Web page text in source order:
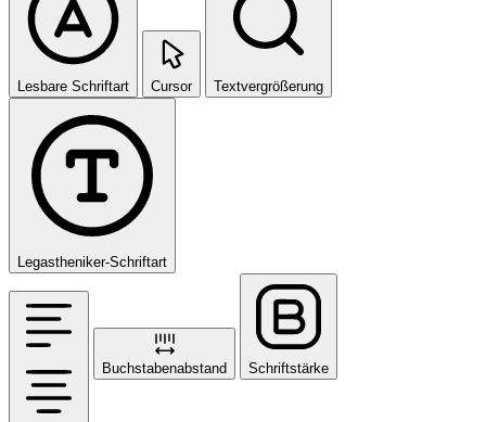
Lesbare Schriftart Cursor Textvergrößerung
Legastheniker-Schriftart
Buchstabenabstand Schriftstärke